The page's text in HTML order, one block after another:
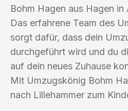
Bohm Hagen aus Hagen in
Das erfahrene Team des
sorgt dafür, dass dein
durchgeführt wird und du
auf dein neues Zuhause
Mit Umzugskönig Bohm
nach Lillehammer zum